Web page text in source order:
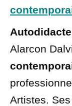
Autodidacte
Alarcon
Artistes.